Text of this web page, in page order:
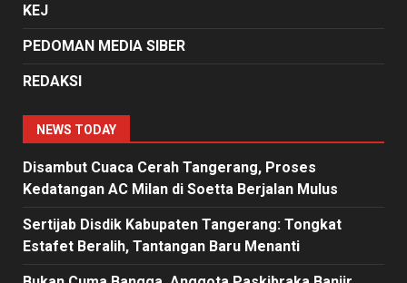
KEJ
PEDOMAN MEDIA SIBER
REDAKSI
NEWS TODAY
Disambut Cuaca Cerah Tangerang, Proses
Kedatangan AC Milan di Soetta Berjalan Mulus
Sertijab Disdik Kabupaten Tangerang: Tongkat
Estafet Beralih, Tantangan Baru Menanti